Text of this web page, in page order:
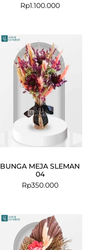
Rp1.100.000
BUNGA MEJA SLEMAN
04
Rp350.000